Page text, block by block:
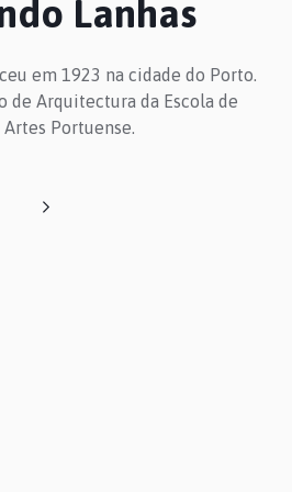
Lanhas
em 1923 na cidade do Porto.
de Arquitectura da Escola de
Artes Portuense.